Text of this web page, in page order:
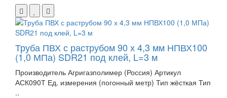
Труба ПВХ с раструбом 90 х 4,3 мм НПВХ100
(1,0 МПа) SDR21 под клей, L=3 м
Производитель Агригазполимер (Россия) Артикул
АСК090Т Ед. измерения (погонный метр) Тип жёсткая Тип
..